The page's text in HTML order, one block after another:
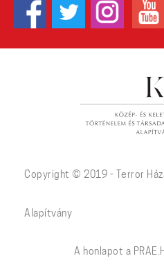
Copyright © 2019 - Terror
Alapítvány
A honlapot a